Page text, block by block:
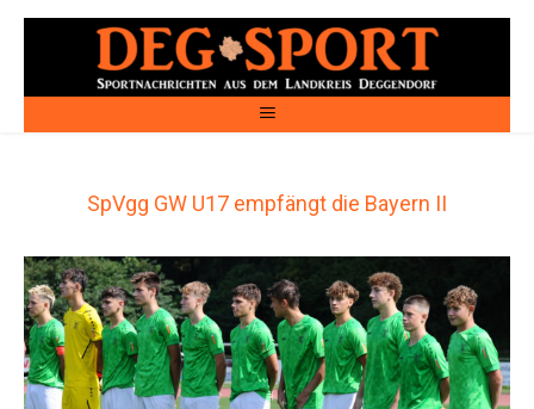
SpVgg GW U17 empfängt die Bayern II